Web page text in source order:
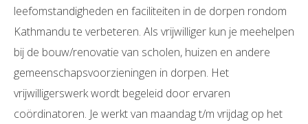
leefomstandigheden en faciliteiten in de dorpen rondom
Kathmandu te verbeteren. Als vrijwilliger kun je meehelpen
bij de bouw/renovatie van scholen, huizen en andere
gemeenschapsvoorzieningen in dorpen. Het
vrijwilligerswerk wordt begeleid door ervaren
coördinatoren. Je werkt van maandag t/m vrijdag op het